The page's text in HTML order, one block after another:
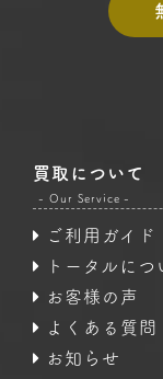
買取について
- Our Service -
ご利用ガイド
トータルにつ
お客様の声
よくある質問
お知らせ